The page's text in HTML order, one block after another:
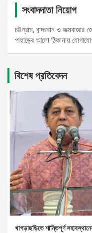
সংবাদদাতা নিয়োগ
চট্টগ্রাম, বান্দরবান ও
পাহাড়ের আলো ঠিকানায়
বিশেষ প্রতিবেদন
খাগড়াছড়িতে শান্তিপূর্ণ